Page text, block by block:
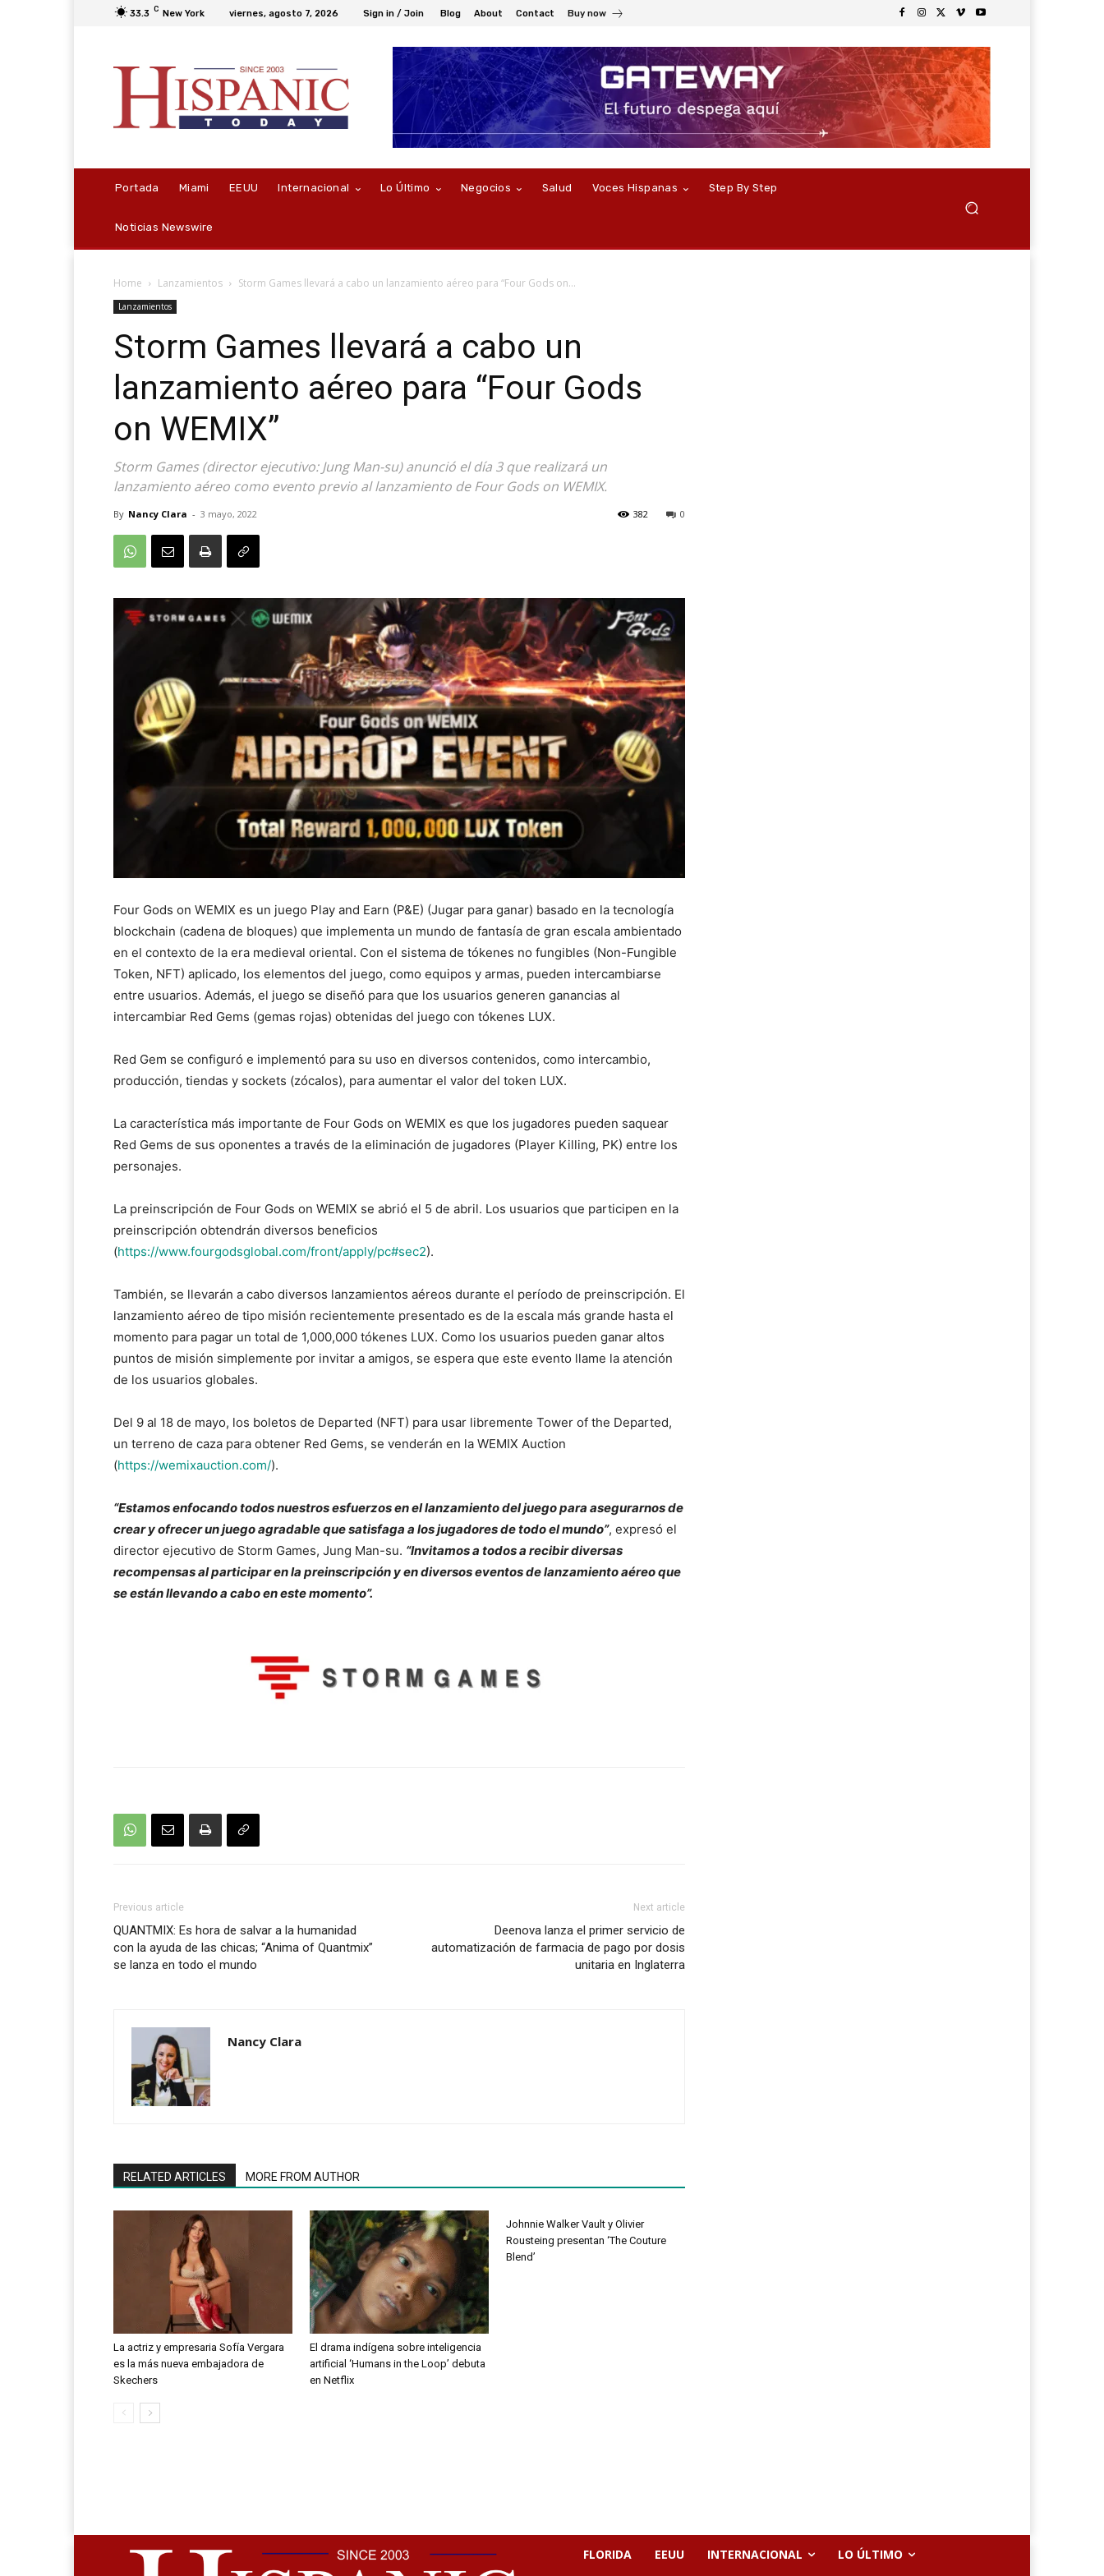
33.3 C New York viernes, agosto 7, 2026 Sign in / Join Blog About Contact Buy now
Portada Miami EEUU Internacional Lo Último Negocios Salud Voces Hispanas Step By Step
Noticias Newswire
Home Lanzamientos Storm Games llevará a cabo un lanzamiento aéreo para “Four Gods on...
Lanzamientos
Storm Games llevará a cabo un
lanzamiento aéreo para “Four Gods
on WEMIX”
Storm Games (director ejecutivo: Jung Man-su) anunció el día 3 que realizará un
lanzamiento aéreo como evento previo al lanzamiento de Four Gods on WEMIX.
By Nancy Clara - 3 mayo, 2022 0
382
Four Gods on WEMIX es un juego Play and Earn (P&E) (Jugar para ganar) basado en la tecnología
blockchain (cadena de bloques) que implementa un mundo de fantasía de gran escala ambientado
en el contexto de la era medieval oriental. Con el sistema de tókenes no fungibles (Non-Fungible
Token, NFT) aplicado, los elementos del juego, como equipos y armas, pueden intercambiarse
entre usuarios. Además, el juego se diseñó para que los usuarios generen ganancias al
intercambiar Red Gems (gemas rojas) obtenidas del juego con tókenes LUX.
Red Gem se configuró e implementó para su uso en diversos contenidos, como intercambio,
producción, tiendas y sockets (zócalos), para aumentar el valor del token LUX.
La característica más importante de Four Gods on WEMIX es que los jugadores pueden saquear
Red Gems de sus oponentes a través de la eliminación de jugadores (Player Killing, PK) entre los
personajes.
La preinscripción de Four Gods on WEMIX se abrió el 5 de abril. Los usuarios que participen en la
preinscripción obtendrán diversos beneficios
(https://www.fourgodsglobal.com/front/apply/pc#sec2).
También, se llevarán a cabo diversos lanzamientos aéreos durante el período de preinscripción. El
lanzamiento aéreo de tipo misión recientemente presentado es de la escala más grande hasta el
momento para pagar un total de 1,000,000 tókenes LUX. Como los usuarios pueden ganar altos
puntos de misión simplemente por invitar a amigos, se espera que este evento llame la atención
de los usuarios globales.
Del 9 al 18 de mayo, los boletos de Departed (NFT) para usar libremente Tower of the Departed,
un terreno de caza para obtener Red Gems, se venderán en la WEMIX Auction
(https://wemixauction.com/).
“Estamos enfocando todos nuestros esfuerzos en el lanzamiento del juego para asegurarnos de
crear y ofrecer un juego agradable que satisfaga a los jugadores de todo el mundo”, expresó el
director ejecutivo de Storm Games, Jung Man-su. “Invitamos a todos a recibir diversas
recompensas al participar en la preinscripción y en diversos eventos de lanzamiento aéreo que
se están llevando a cabo en este momento”.
Previous article
QUANTMIX: Es hora de salvar a la humanidad
con la ayuda de las chicas; “Anima of Quantmix”
se lanza en todo el mundo
Next article
Deenova lanza el primer servicio de
automatización de farmacia de pago por dosis
unitaria en Inglaterra
Nancy Clara
RELATED ARTICLES MORE FROM AUTHOR
La actriz y empresaria Sofía Vergara
es la más nueva embajadora de
Skechers
El drama indígena sobre inteligencia
artificial ‘Humans in the Loop’ debuta
en Netflix
Johnnie Walker Vault y Olivier
Rousteing presentan ‘The Couture
Blend’
FLORIDA EEUU INTERNACIONAL LO ÚLTIMO